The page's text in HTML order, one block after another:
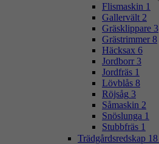
Flismaskin 1
Gallervält 2
Gräsklippare 3
Grästrimmer 8
Häcksax 6
Jordborr 3
Jordfräs 1
Lövblås 8
Röjsåg 3
Såmaskin 2
Snöslunga 1
Stubbfräs 1
Trädgårdsredskap 18